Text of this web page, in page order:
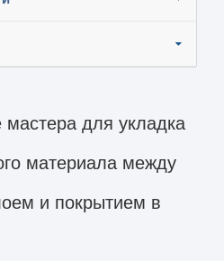
для укладка
материала между
и покрытием в